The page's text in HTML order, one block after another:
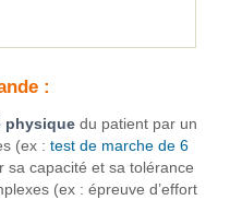
:
physique du patient par un
(ex :test de marche de 6
sa capacité et sa tolérance
(ex : épreuve d’effort